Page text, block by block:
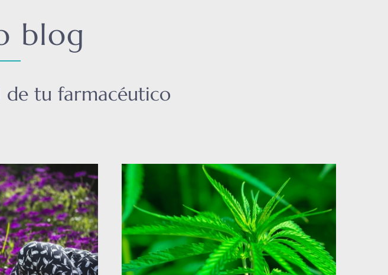
blog
de tu farmacéutico